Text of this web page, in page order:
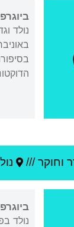
הדוקטור שלו, יצא כספר ב-2010
וחוקר ///
נולד